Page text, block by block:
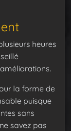
heures
la forme de
puisque
sans
savez pas